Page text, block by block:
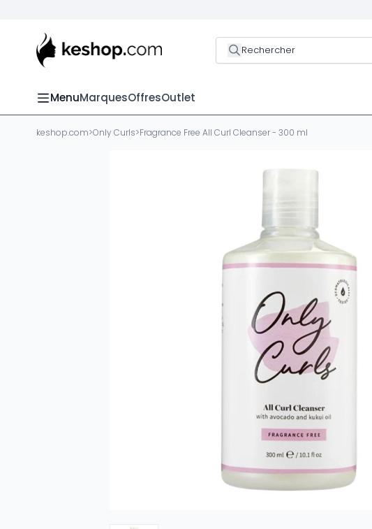
Rechercher
MenuMarquesOffresOutlet
keshop.com>Only Curls>Fragrance Free All Curl Cleanser - 300 ml